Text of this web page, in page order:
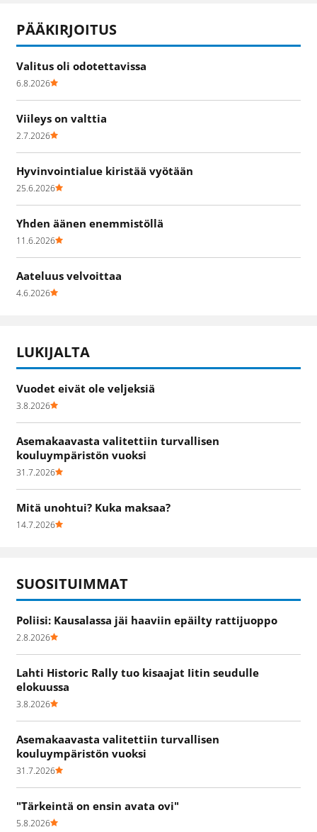
PÄÄKIRJOITUS
Valitus oli odotettavissa
6.8.2026
Viileys on valttia
2.7.2026
Hyvinvointialue kiristää vyötään
25.6.2026
Yhden äänen enemmistöllä
11.6.2026
Aateluus velvoittaa
4.6.2026
LUKIJALTA
Vuodet eivät ole veljeksiä
3.8.2026
Asemakaavasta valitettiin turvallisen
kouluympäristön vuoksi
31.7.2026
Mitä unohtui? Kuka maksaa?
14.7.2026
SUOSITUIMMAT
Poliisi: Kausalassa jäi haaviin epäilty rattijuoppo
2.8.2026
Lahti Historic Rally tuo kisaajat Iitin seudulle
elokuussa
3.8.2026
Asemakaavasta valitettiin turvallisen
kouluympäristön vuoksi
31.7.2026
"Tärkeintä on ensin avata ovi"
5.8.2026